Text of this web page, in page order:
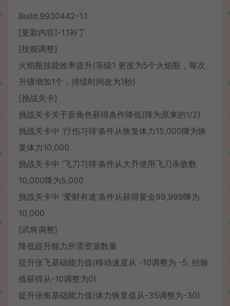
Build.9930442-1.1
[更新内容]-1.1补丁
[技能调整]
火焰瓶技能效率提升(等级1 更改为5个火焰瓶，每次
升级增加1个，持续时间改为1秒)
[挑战关卡]
挑战关卡关于新角色获得条件降低(降为原来的1/2)
挑战关卡中 ‘疗伤习得’条件从恢复体力15,000降为恢
复体力10,000
挑战关卡中 ‘飞刀习得’条件从大乔使用飞刀杀敌数
10,000降为5,000
挑战关卡中 ‘爱财有道’条件从获得黄金99,999降为
10,000
[武将调整]
降低提升能力所需资源数量
提升张飞基础能力值(移动速度从 -10调整为 -5, 经验
值获得从-10调整为0)
提升张角基础能力值(体力恢复值从-35调整为-30)